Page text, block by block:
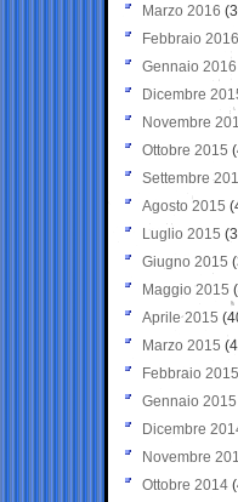
Marzo 2016
Febbraio 2016
Gennaio 2016
Dicembre
Novembre
Ottobre 2015
Settembre
Agosto 2015
Luglio 2015
Giugno 2015
Maggio 2015
Aprile 2015
Marzo 2015
Febbraio 2015
Gennaio 2015
Dicembre
Novembre
Ottobre 2014